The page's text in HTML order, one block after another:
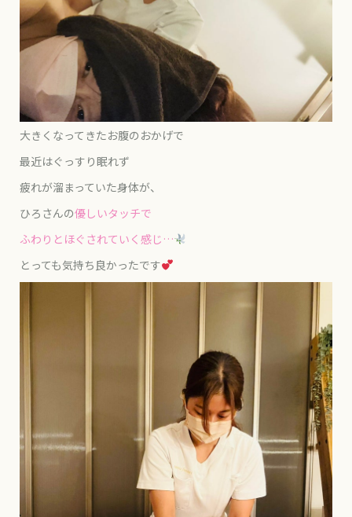
大きくなってきたお腹のおかげで
最近はぐっすり眠れず
疲れが溜まっていた身体が、
ひろさんの優しいタッチで
ふわりとほぐされていく感じ…
とっても気持ち良かったです